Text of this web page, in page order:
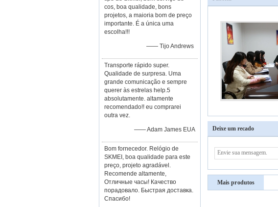
cos, boa qualidade, bons
projetos, a maioria bom de preço
importante. É a única uma
escolha!!!
—— Tijo Andrews
Transporte rápido super.
Qualidade de surpresa. Uma
grande comunicação e sempre
querer às estrelas help.5
absolutamente. altamente
recomendado!! eu comprarei
outra vez.
—— Adam James EUA
Bom fornecedor. Relógio de
SKMEI, boa qualidade para este
preço, projeto agradável.
Recomende altamente,
Отличные часы! Качество
порадовало. Быстрая доставка.
Спасибо!
Deixe um recado
Mais produtos